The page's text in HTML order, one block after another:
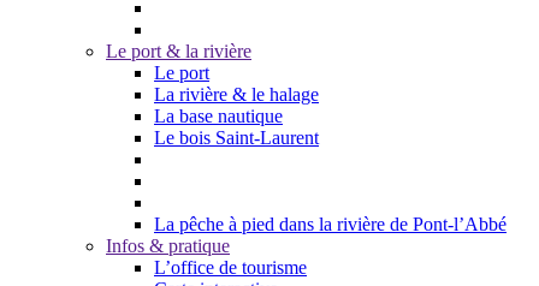
Le port & la rivière
Le port
La rivière & le halage
La base nautique
Le bois Saint-Laurent
La pêche à pied dans la rivière de Pont-l’Abbé
Infos & pratique
L’office de tourisme